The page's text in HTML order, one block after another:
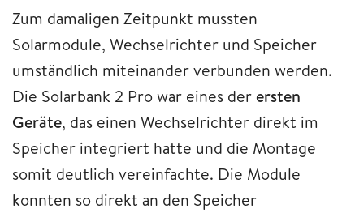
Zum damaligen Zeitpunkt mussten
Solarmodule, Wechselrichter und Speicher
umständlich miteinander verbunden werden.
Die Solarbank 2 Pro war eines der ersten
Geräte, das einen Wechselrichter direkt im
Speicher integriert hatte und die Montage
somit deutlich vereinfachte. Die Module
konnten so direkt an den Speicher